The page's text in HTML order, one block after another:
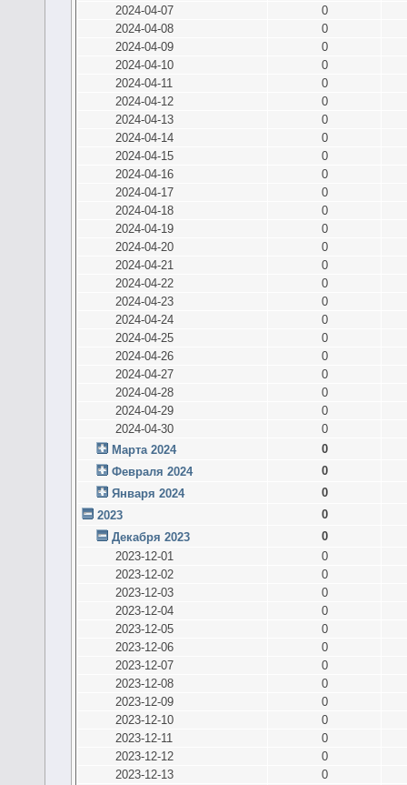
2024-04-07
0
2024-04-08
0
2024-04-09
0
2024-04-10
0
2024-04-11
0
2024-04-12
0
2024-04-13
0
2024-04-14
0
2024-04-15
0
2024-04-16
0
2024-04-17
0
2024-04-18
0
2024-04-19
0
2024-04-20
0
2024-04-21
0
2024-04-22
0
2024-04-23
0
2024-04-24
0
2024-04-25
0
2024-04-26
0
2024-04-27
0
2024-04-28
0
2024-04-29
0
2024-04-30
0
Марта 2024
0
Февраля 2024
0
Января 2024
0
2023
0
Декабря 2023
0
2023-12-01
0
2023-12-02
0
2023-12-03
0
2023-12-04
0
2023-12-05
0
2023-12-06
0
2023-12-07
0
2023-12-08
0
2023-12-09
0
2023-12-10
0
2023-12-11
0
2023-12-12
0
2023-12-13
0